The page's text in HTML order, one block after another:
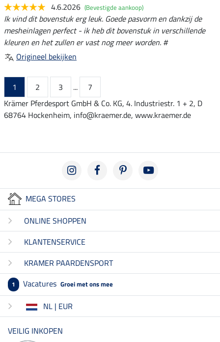
4.6.2026 (Bevestigde aankoop)
Ik vind dit bovenstuk erg leuk. Goede pasvorm en dankzij de
mesheinlagen perfect - ik heb dit bovenstuk in verschillende
kleuren en het zullen er vast nog meer worden. #
Origineel bekijken
1 2 3 ...
7
Krämer Pferdesport GmbH & Co. KG, 4. Industriestr. 1 + 2, D
68764 Hockenheim, info@kraemer.de, www.kraemer.de
MEGA STORES
ONLINE SHOPPEN
KLANTENSERVICE
KRAMER PAARDENSPORT
1 Vacatures Groei met ons mee
NL | EUR
VEILIG INKOPEN